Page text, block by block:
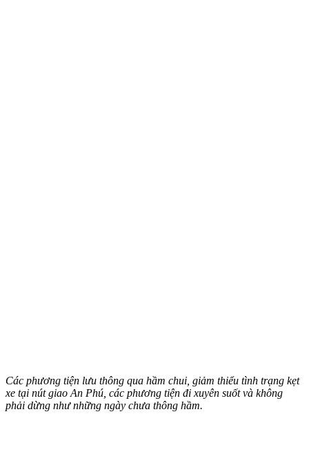
Các phương tiện lưu thông qua hầm chui, giảm thiểu tình trạng kẹt
xe tại nút giao An Phú, các phương tiện đi xuyên suốt và không
phải dừng như những ngày chưa thông hầm.